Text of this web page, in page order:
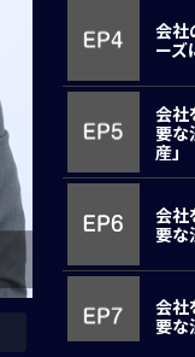
会社
ーズ
会社
要な
産」
会社
要な
会社
要な